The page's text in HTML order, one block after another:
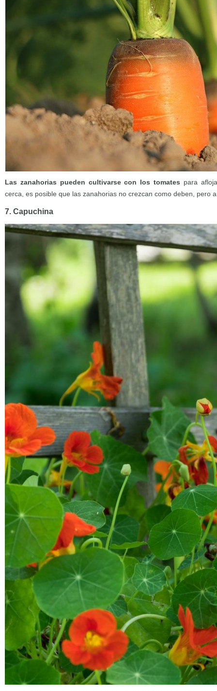
Las zanahorias pueden cultivarse con los tomates para
cerca, es posible que las zanahorias no crezcan como deben, pero
7. Capuchina